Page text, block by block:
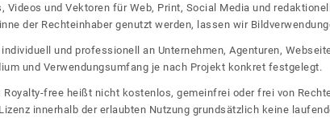
Videos und Vektoren für Web, Print, Social Media und
der Rechteinhaber genutzt werden, lassen wir
und professionell an Unternehmen, Agenturen,
und Verwendungsumfang je nach Projekt konkret festgelegt.
Royalty-free heißt nicht kostenlos, gemeinfrei oder frei von
innerhalb der erlaubten Nutzung grundsätzlich keine